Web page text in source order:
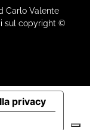
Carlo Valente
sul copyright ©
privacy